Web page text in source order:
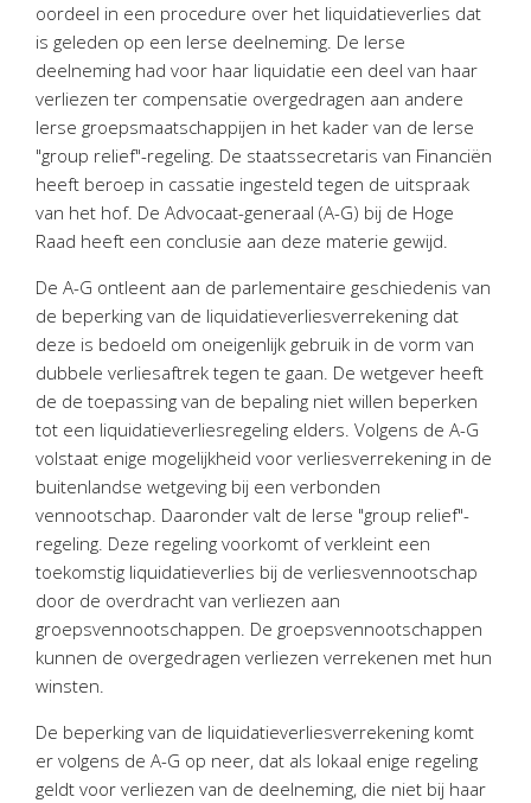
AvantiOnline
Twinfield – Boekhouden
BaseCone – Facturen
Visionplanner – Rapportage
Klantenportaal – Online dossiers
oordeel in een procedure over het liquidatieverlies dat
is geleden op een Ierse deelneming. De Ierse
deelneming had voor haar liquidatie een deel van haar
verliezen ter compensatie overgedragen aan andere
Ierse groepsmaatschappijen in het kader van de Ierse
"group relief"-regeling. De staatssecretaris van Financiën
heeft beroep in cassatie ingesteld tegen de uitspraak
van het hof. De Advocaat-generaal (A-G) bij de Hoge
Raad heeft een conclusie aan deze materie gewijd.
De A-G ontleent aan de parlementaire geschiedenis van
de beperking van de liquidatieverliesverrekening dat
deze is bedoeld om oneigenlijk gebruik in de vorm van
dubbele verliesaftrek tegen te gaan. De wetgever heeft
de de toepassing van de bepaling niet willen beperken
tot een liquidatieverliesregeling elders. Volgens de A-G
volstaat enige mogelijkheid voor verliesverrekening in de
buitenlandse wetgeving bij een verbonden
vennootschap. Daaronder valt de Ierse "group relief"-
regeling. Deze regeling voorkomt of verkleint een
toekomstig liquidatieverlies bij de verliesvennootschap
door de overdracht van verliezen aan
groepsvennootschappen. De groepsvennootschappen
kunnen de overgedragen verliezen verrekenen met hun
winsten.
De beperking van de liquidatieverliesverrekening komt
er volgens de A-G op neer, dat als lokaal enige regeling
geldt voor verliezen van de deelneming, die niet bij haar